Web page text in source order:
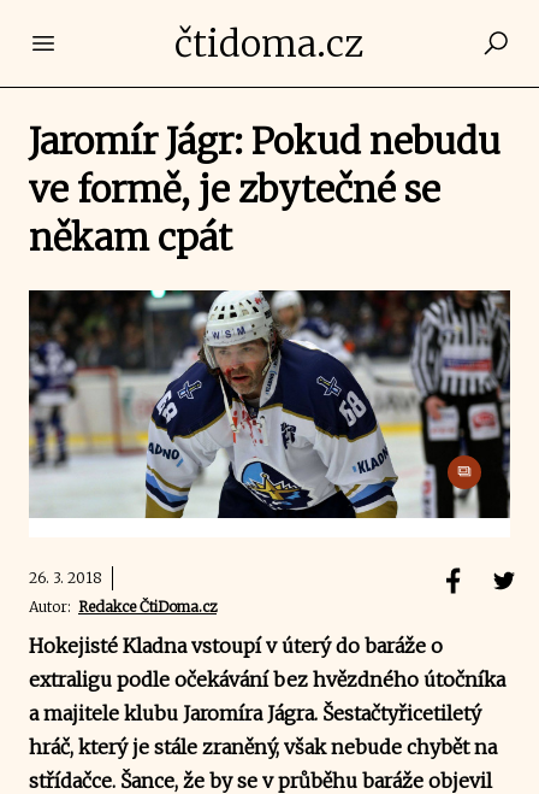
Open main menučtidoma.cz
Jaromír Jágr: Pokud nebudu
ve formě, je zbytečné se
někam cpát
26. 3. 2018
Autor: Redakce ČtiDoma.cz
Hokejisté Kladna vstoupí v úterý do baráže o
extraligu podle očekávání bez hvězdného útočníka
a majitele klubu Jaromíra Jágra. Šestačtyřicetiletý
hráč, který je stále zraněný, však nebude chybět na
střídačce. Šance, že by se v průběhu baráže objevil